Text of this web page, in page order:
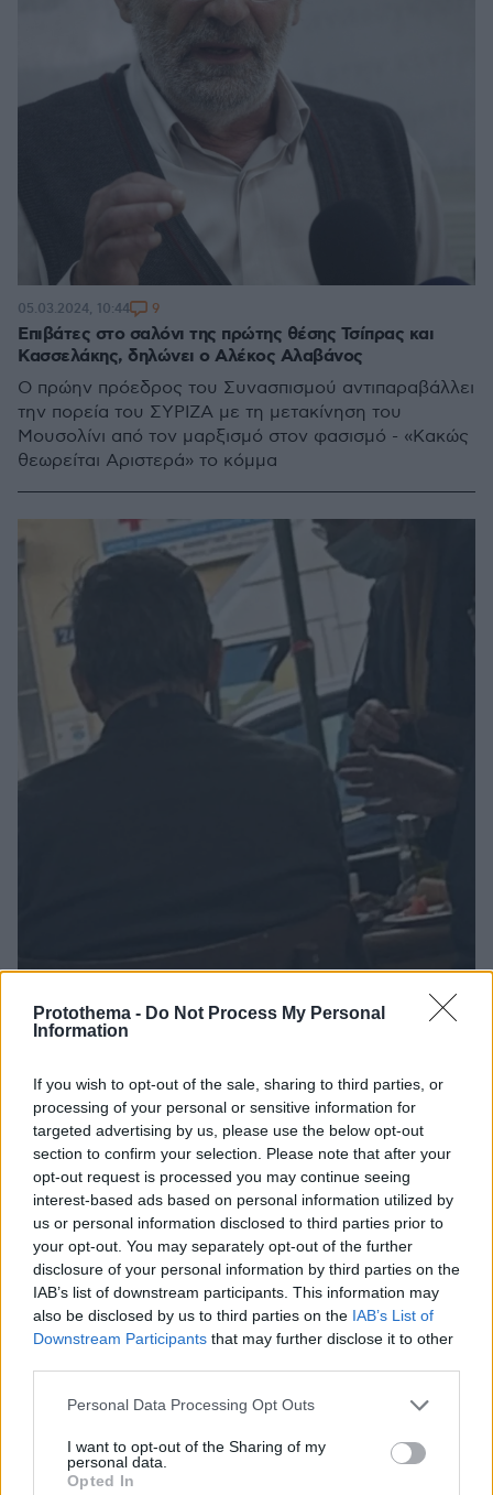
Protothema - Do Not Process My Personal
Information
If you wish to opt-out of the sale, sharing to third parties, or
processing of your personal or sensitive information for
targeted advertising by us, please use the below opt-out
section to confirm your selection. Please note that after your
opt-out request is processed you may continue seeing
interest-based ads based on personal information utilized by
us or personal information disclosed to third parties prior to
your opt-out. You may separately opt-out of the further
disclosure of your personal information by third parties on the
IAB’s list of downstream participants. This information may
also be disclosed by us to third parties on the IAB’s List of
Downstream Participants that may further disclose it to other
Please note that this website/app uses one or more Google
not limited to your visit or usage behaviour. You may click to
grant or deny consent to Google and its third-party tags to
Personal Data Processing Opt Outs
I want to opt-out of the Sharing of my
personal data.
Opted In
Επιβάτες στο σαλόνι της πρώτης θέσης Τσίπρας και
Κασσελάκης, δηλώνει ο Αλέκος Αλαβάνος
Ο πρώην πρόεδρος του Συνασπισμού αντιπαραβάλλει
την πορεία του ΣΥΡΙΖΑ με τη μετακίνηση του
Μουσολίνι από τον μαρξισμό στον φασισμό - «Κακώς
θεωρείται Αριστερά» το κόμμα
05.03.2024, 10:44 9
Γεύμα Αλαβάνου - Λαφαζάνη στα Ιλίσια
περιοχής - Απόλαυσαν μεζέδες κι έκατσαν μαζί με
φίλους